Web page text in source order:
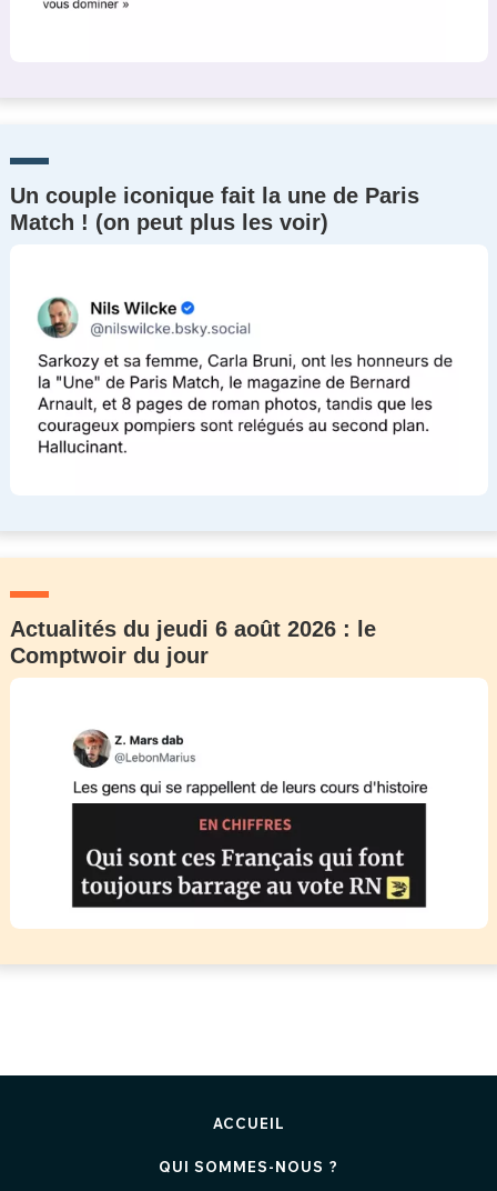
Un couple iconique fait la une de Paris
Match ! (on peut plus les voir)
Actualités du jeudi 6 août 2026 : le
Comptwoir du jour
ACCUEIL
QUI SOMMES-NOUS ?